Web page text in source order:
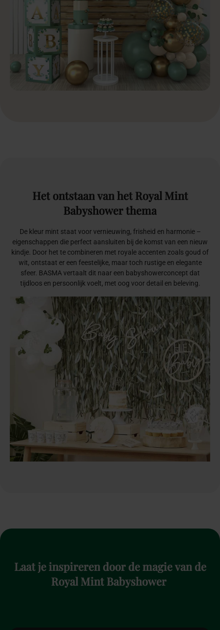
Het ontstaanvanhet Royal Mint
Babyshowerthema
De kleur mint staat voor vernieuwing, frisheid en harmonie –
eigenschappen die perfect aansluiten bij de komst van een nieuw
kindje. Door het te combineren met royale accenten zoals goud of
wit, ontstaat er een feestelijke, maar toch rustige en elegante
sfeer. BASMA vertaalt dit naar een babyshowerconcept dat
tijdloos en persoonlijk voelt, met oog voor detail en beleving.
Laatjeinspireren door demagievan de
Royal Mint Babyshower